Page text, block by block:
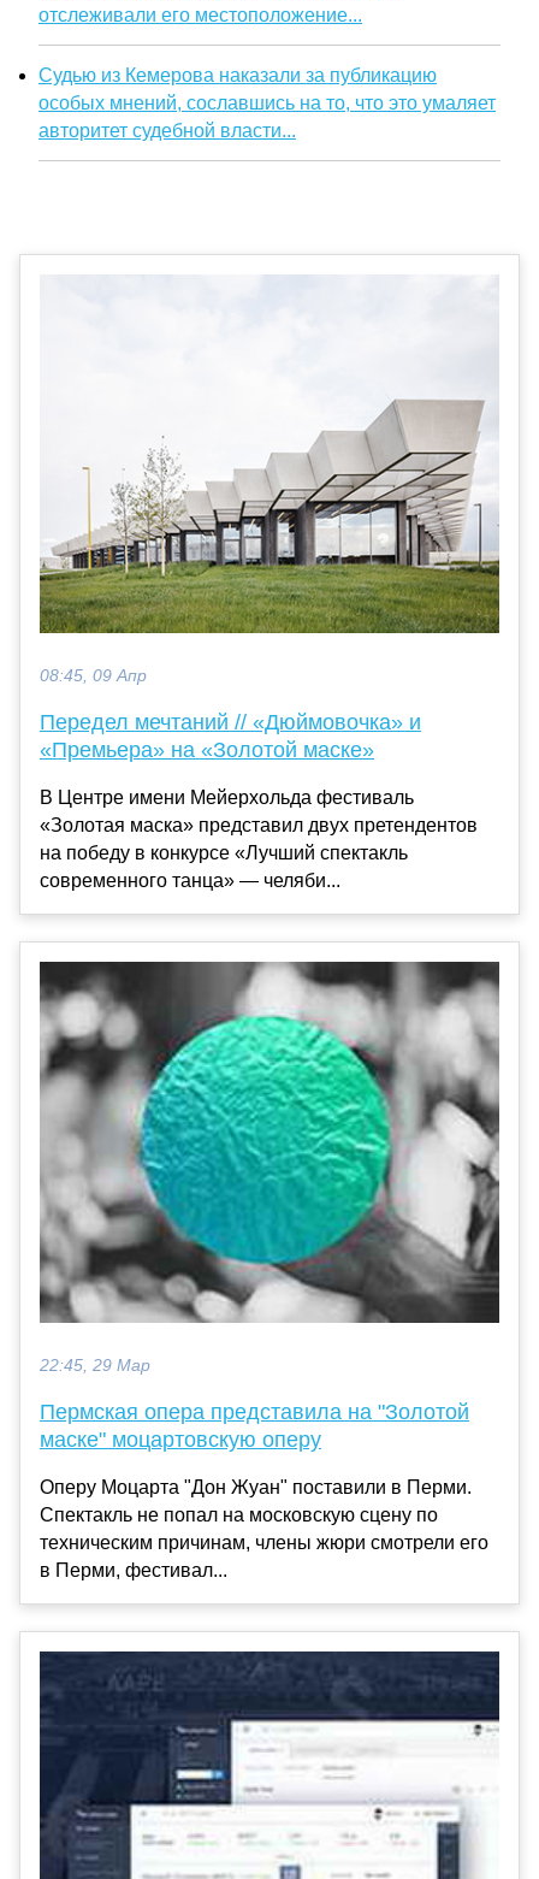
отслеживали его местоположение...
Судью из Кемерова наказали за публикацию
особых мнений, сославшись на то, что это умаляет
авторитет судебной власти...
08:45, 09 Апр
Передел мечтаний // «Дюймовочка» и
«Премьера» на «Золотой маске»
В Центре имени Мейерхольда фестиваль
«Золотая маска» представил двух претендентов
на победу в конкурсе «Лучший спектакль
современного танца» — челяби...
22:45, 29 Мар
Пермская опера представила на "Золотой
маске" моцартовскую оперу
Оперу Моцарта "Дон Жуан" поставили в Перми.
Спектакль не попал на московскую сцену по
техническим причинам, члены жюри смотрели его
в Перми, фестивал...